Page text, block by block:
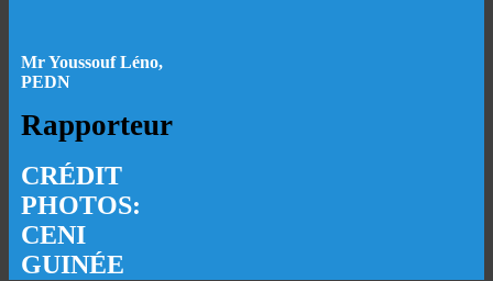
Mr Youssouf Léno,
PEDN
Rapporteur
CRÉDIT
PHOTOS:
CENI
GUINÉE